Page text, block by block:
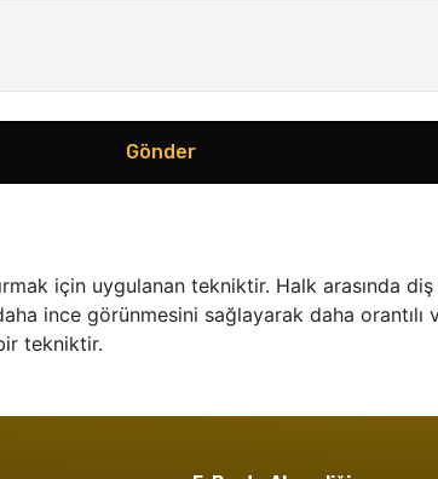
Gönder
için uygulanan tekniktir. Halk arasında diş
ince görünmesini sağlayarak daha orantılı
tekniktir.